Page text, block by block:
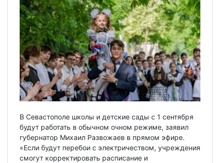
В Севастополе школы и детские сады с 1 сентября
будут работать в обычном очном режиме, заявил
губернатор Михаил Развожаев в прямом эфире.
«Если будут перебои с электричеством, учреждения
смогут корректировать расписание и